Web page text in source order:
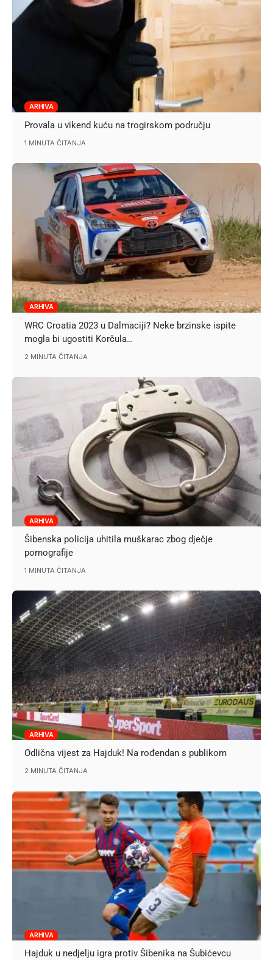
ARHIVA
Provala u vikend kuću na trogirskom području
1 MINUTA ČITANJA
ARHIVA
WRC Croatia 2023 u Dalmaciji? Neke brzinske ispite
mogla bi ugostiti Korčula…
2 MINUTA ČITANJA
ARHIVA
Šibenska policija uhitila muškarac zbog dječje
pornografije
1 MINUTA ČITANJA
ARHIVA
Odlična vijest za Hajduk! Na rođendan s publikom
2 MINUTA ČITANJA
ARHIVA
Hajduk u nedjelju igra protiv Šibenika na Šubićevcu